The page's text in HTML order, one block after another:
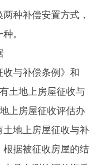
、市监等部门
途（住改非）
计算方法和依
偿条例》和
上房屋征收与
调查，具体